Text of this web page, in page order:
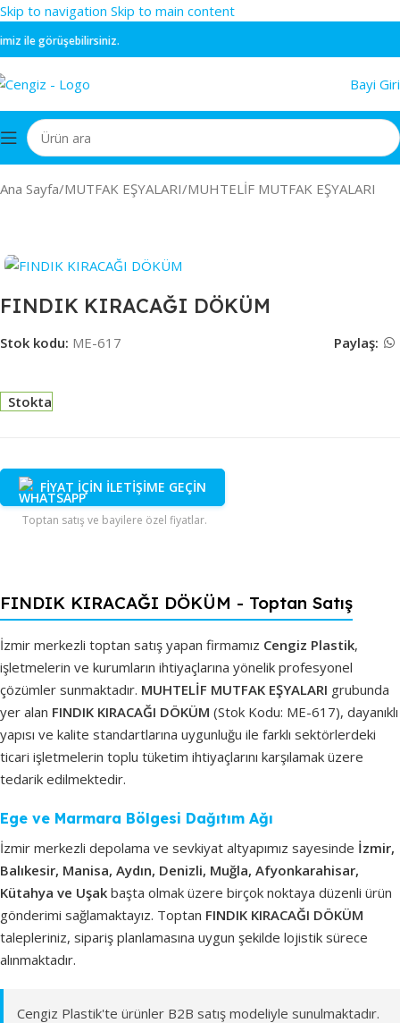
Skip to navigation Skip to main content
ile görüşebilirsiniz.
Bayi
Ana Sayfa/MUTFAK EŞYALARI/MUHTELİF MUTFAK EŞYALARI
FINDIK KIRACAĞI DÖKÜM
Stok kodu: ME-617 Paylaş:
Stokta
FİYAT İÇİN İLETİŞİME GEÇİN
Toptan satış ve bayilere özel fiyatlar.
FINDIK KIRACAĞI DÖKÜM - Toptan Satış
İzmir merkezli toptan satış yapan firmamız Cengiz Plastik,
işletmelerin ve kurumların ihtiyaçlarına yönelik profesyonel
çözümler sunmaktadır. MUHTELİF MUTFAK EŞYALARI grubunda
yer alan FINDIK KIRACAĞI DÖKÜM (Stok Kodu: ME-617), dayanıklı
yapısı ve kalite standartlarına uygunluğu ile farklı sektörlerdeki
ticari işletmelerin toplu tüketim ihtiyaçlarını karşılamak üzere
tedarik edilmektedir.
Ege ve Marmara Bölgesi Dağıtım Ağı
İzmir merkezli depolama ve sevkiyat altyapımız sayesinde İzmir,
Balıkesir, Manisa, Aydın, Denizli, Muğla, Afyonkarahisar,
Kütahya ve Uşak başta olmak üzere birçok noktaya düzenli ürün
gönderimi sağlamaktayız. Toptan FINDIK KIRACAĞI DÖKÜM
talepleriniz, sipariş planlamasına uygun şekilde lojistik sürece
alınmaktadır.
Cengiz Plastik'te ürünler B2B satış modeliyle sunulmaktadır.